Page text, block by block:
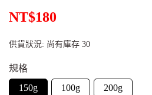
NT$180
供貨狀況: 尚有庫存 30
規格
150g
100g 200g